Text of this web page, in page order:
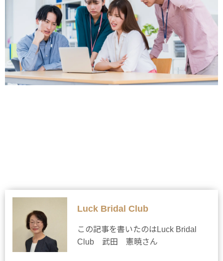
Luck Bridal Club
この記事を書いたのはLuck Bridal
Club 武田 憲暁さん